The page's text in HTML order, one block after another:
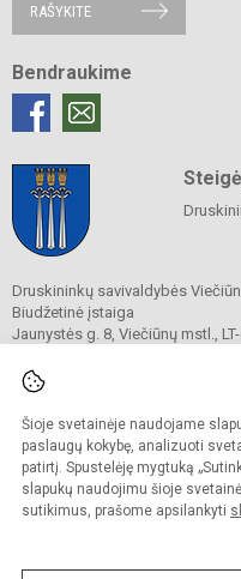
Šioje svetainėje naudojame
paslaugų kokybę, analizuoti
patirtį. Spustelėję mygtuką
slapukų naudojimu šioje
sutikimus, prašome apsilankyti
RAŠYKITE
Bendraukime
Druskininkų savivaldybės
Biudžetinė įstaiga
Jaunystės g. 8, Viečiūnų mstl.,
El. p.
Duomenys kaupiami ir saugomi
Juridinių asmenų registre
Įstaigos kodas 190108418
El. pristatymo dėžutės adresas
Kopijuoti turinį be raštiško